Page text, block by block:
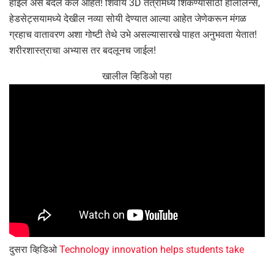
होईल असे बदल केले आहेत! शिवाय 3D तंत्रामध्ये शिकण्यासाठी होलोलेन्स,
हेडसेट्सयामध्ये देखील नव्या सोयी देण्यात आल्या आहेत जेणेकरून मंगळ
ग्रहाच वातावरण अशा गोष्टी तेथे उभे असल्यासारखे पाहत अनुभवता येतात!
शरीरशास्त्राचा अभ्यास तर बदलूनच जाईल!
खालील व्हिडिओ पहा
दुसरा व्हिडिओTechnology innovation helps students take